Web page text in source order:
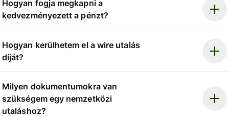
Hogyan fogja megkapni a
kedvezményezett a pénzt?
Hogyan kerülhetem el a wire utalás
díját?
Milyen dokumentumokra van
szükségem egy nemzetközi
utaláshoz?